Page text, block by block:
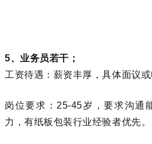
5、业务员若干；
工资待遇：薪资丰厚，具体面议或
岗位要求：25-45岁，要求沟通
力，有纸板包装行业经验者优先。